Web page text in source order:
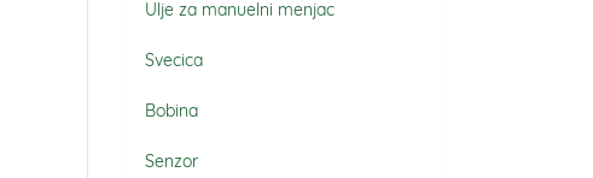
Ulje za manuelni menjac
Svecica
Bobina
Senzor